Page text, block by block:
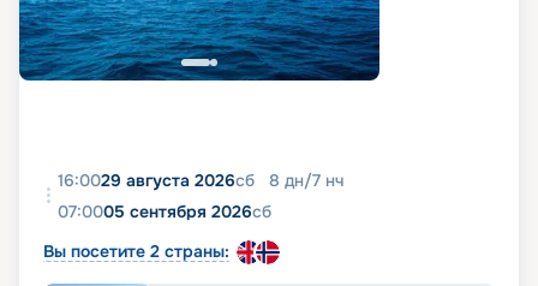
16:0029 августа 2026сб 8 дн/7 нч
07:0005 сентября 2026сб
Вы посетите 2 страны: